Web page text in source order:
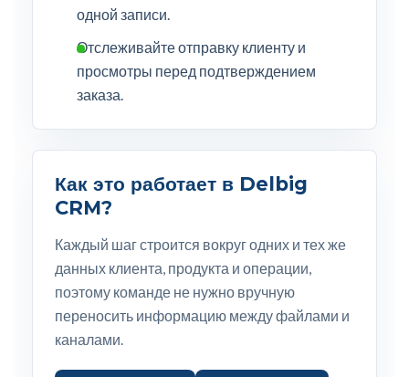
одной записи.
Отслеживайте отправку клиенту и
просмотры перед подтверждением
заказа.
Как это работает в Delbig
CRM?
Каждый шаг строится вокруг одних и тех же
данных клиента, продукта и операции,
поэтому команде не нужно вручную
переносить информацию между файлами и
каналами.